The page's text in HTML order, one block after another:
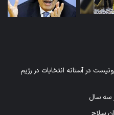
در آستانه انتخابات در رژیم